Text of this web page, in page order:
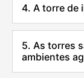
4. A torre de
5. As torres
ambientes